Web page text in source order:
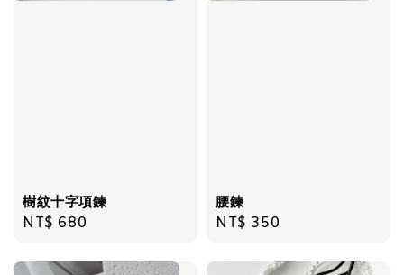
樹紋十字項鍊
Regular
NT$ 680
腰鍊
Regular
NT$ 350